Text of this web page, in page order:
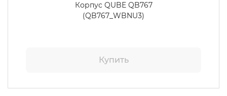
Корпус QUBE QB767
(QB767_WBNU3)
Купить